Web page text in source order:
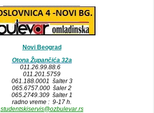
Novi Beograd
Otona Župančića 32a
011.26.99.88.6
011.201.5759
061.188.0001 šalter 3
065.6757.000 šaler 2
065.2749.309 šalter 1
radno vreme : 9-17 h.
studentskiservis@ozbulevar.rs